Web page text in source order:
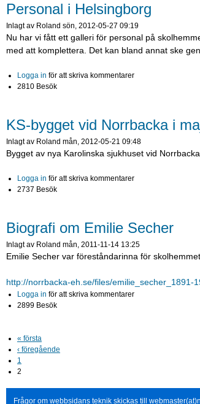
Personal i Helsingborg
Inlagt av Roland sön, 2012-05-27 09:19
Nu har vi fått ett galleri för personal på
med att komplettera. Det kan bland annat ske
Logga in för att skriva kommentarer
2810 Besök
KS-bygget vid Norrbacka i
Inlagt av Roland mån, 2012-05-21 09:48
Bygget av nya Karolinska sjukhuset vid
Logga in för att skriva kommentarer
2737 Besök
Biografi om Emilie Secher
Inlagt av Roland mån, 2011-11-14 13:25
Emilie Secher var föreståndarinna för
http://norrbacka-eh.se/files/emilie_secher_1891-
Logga in för att skriva kommentarer
2899 Besök
« första
‹ föregående
1
2
Frågor om webbsidans teknik skickas till